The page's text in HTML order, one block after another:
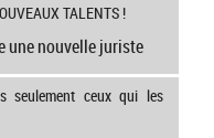
TALENTS !
une nouvelle juriste
seulement ceux qui les